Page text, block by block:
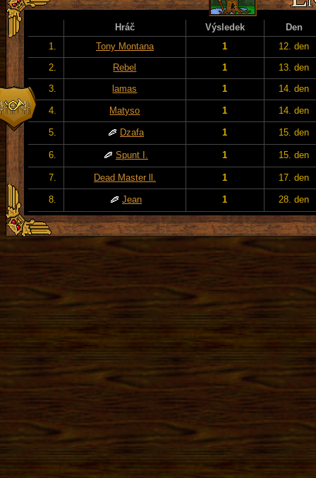
Hráč Výsledek
Den
1.
Tony Montana 1
12. den
2.
Rebel 1
13. den
3.
lamas 1 14. den
4. Matyso 1 14. den
5. Dzafa 1 15. den
6. Spunt I. 1 15. den
7. Dead Master ll. 1 17. den
8. Jean 1 28. den